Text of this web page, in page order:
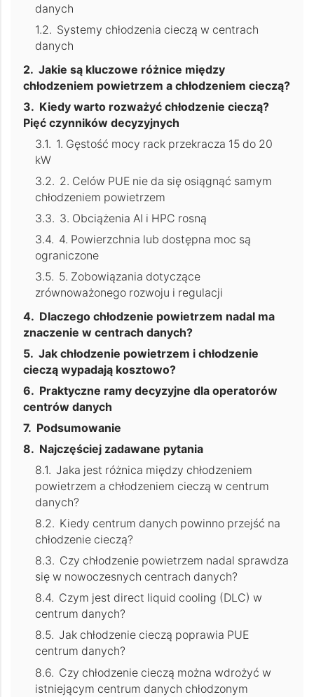
danych
Systemy chłodzenia cieczą w centrach
danych
Jakie są kluczowe różnice między
chłodzeniem powietrzem a chłodzeniem cieczą?
Kiedy warto rozważyć chłodzenie cieczą?
Pięć czynników decyzyjnych
1. Gęstość mocy rack przekracza 15 do 20
kW
2. Celów PUE nie da się osiągnąć samym
chłodzeniem powietrzem
3. Obciążenia AI i HPC rosną
4. Powierzchnia lub dostępna moc są
ograniczone
5. Zobowiązania dotyczące
zrównoważonego rozwoju i regulacji
Dlaczego chłodzenie powietrzem nadal ma
znaczenie w centrach danych?
Jak chłodzenie powietrzem i chłodzenie
cieczą wypadają kosztowo?
Praktyczne ramy decyzyjne dla operatorów
centrów danych
Podsumowanie
Najczęściej zadawane pytania
Jaka jest różnica między chłodzeniem
powietrzem a chłodzeniem cieczą w centrum
danych?
Kiedy centrum danych powinno przejść na
chłodzenie cieczą?
Czy chłodzenie powietrzem nadal sprawdza
się w nowoczesnych centrach danych?
Czym jest direct liquid cooling (DLC) w
centrum danych?
Jak chłodzenie cieczą poprawia PUE
centrum danych?
Czy chłodzenie cieczą można wdrożyć w
istniejącym centrum danych chłodzonym